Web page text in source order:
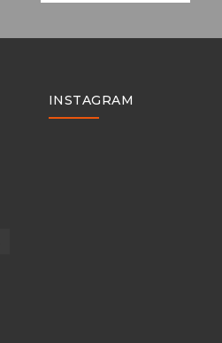
INSTAGRAM